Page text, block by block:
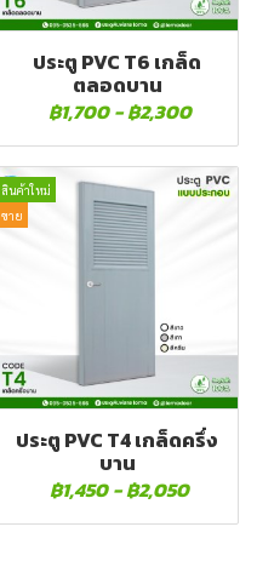
ประตู PVC T6 เกล็ด
ตลอดบาน
฿1,700 -฿2,300
สินค้าใหม่
ขาย
ประตู PVC T4 เกล็ดครึ่ง
บาน
฿1,450 -฿2,050